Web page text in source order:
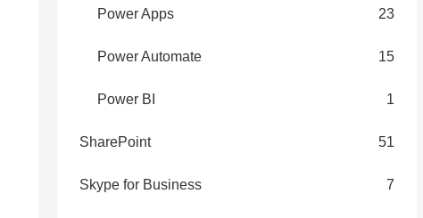
Power Apps 23
Power Automate 15
Power BI 1
SharePoint 51
Skype for Business 7